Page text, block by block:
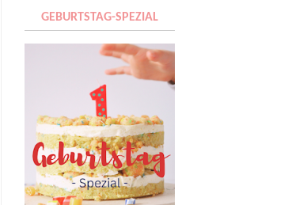
GEBURTSTAG-SPEZIAL